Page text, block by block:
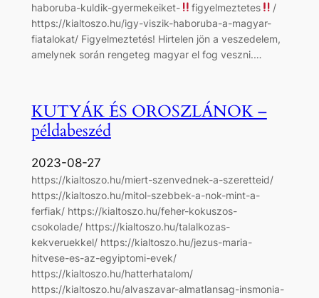
haboruba-kuldik-gyermekeiket-
figyelmeztetes
/
https://kialtoszo.hu/igy-viszik-haboruba-a-magyar-
fiatalokat/ Figyelmeztetés! Hirtelen jön a veszedelem,
amelynek során rengeteg magyar el fog veszni.…
KUTYÁK ÉS OROSZLÁNOK –
példabeszéd
2023-08-27
https://kialtoszo.hu/miert-szenvednek-a-szeretteid/
https://kialtoszo.hu/mitol-szebbek-a-nok-mint-a-
ferfiak/ https://kialtoszo.hu/feher-kokuszos-
csokolade/ https://kialtoszo.hu/talalkozas-
kekveruekkel/ https://kialtoszo.hu/jezus-maria-
hitvese-es-az-egyiptomi-evek/
https://kialtoszo.hu/hatterhatalom/
https://kialtoszo.hu/alvaszavar-almatlansag-insmonia-